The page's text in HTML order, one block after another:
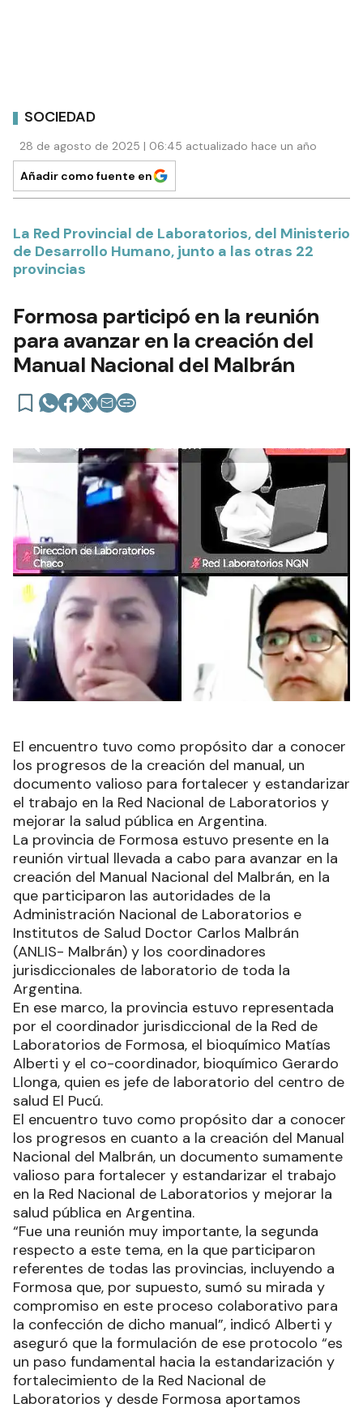
SOCIEDAD
28 de agosto de 2025 | 06:45 actualizado hace un año
Añadir como fuente en
La Red Provincial de Laboratorios, del Ministerio
de Desarrollo Humano, junto a las otras 22
provincias
Formosa participó en la reunión
para avanzar en la creación del
Manual Nacional del Malbrán
El encuentro tuvo como propósito dar a conocer
los progresos de la creación del manual, un
documento valioso para fortalecer y estandarizar
el trabajo en la Red Nacional de Laboratorios y
mejorar la salud pública en Argentina.
La provincia de Formosa estuvo presente en la
reunión virtual llevada a cabo para avanzar en la
creación del Manual Nacional del Malbrán, en la
que participaron las autoridades de la
Administración Nacional de Laboratorios e
Institutos de Salud Doctor Carlos Malbrán
(ANLIS- Malbrán) y los coordinadores
jurisdiccionales de laboratorio de toda la
Argentina.
En ese marco, la provincia estuvo representada
por el coordinador jurisdiccional de la Red de
Laboratorios de Formosa, el bioquímico Matías
Alberti y el co-coordinador, bioquímico Gerardo
Llonga, quien es jefe de laboratorio del centro de
salud El Pucú.
El encuentro tuvo como propósito dar a conocer
los progresos en cuanto a la creación del Manual
Nacional del Malbrán, un documento sumamente
valioso para fortalecer y estandarizar el trabajo
en la Red Nacional de Laboratorios y mejorar la
salud pública en Argentina.
“Fue una reunión muy importante, la segunda
respecto a este tema, en la que participaron
referentes de todas las provincias, incluyendo a
Formosa que, por supuesto, sumó su mirada y
compromiso en este proceso colaborativo para
la confección de dicho manual”, indicó Alberti y
aseguró que la formulación de ese protocolo “es
un paso fundamental hacia la estandarización y
fortalecimiento de la Red Nacional de
Laboratorios y desde Formosa aportamos